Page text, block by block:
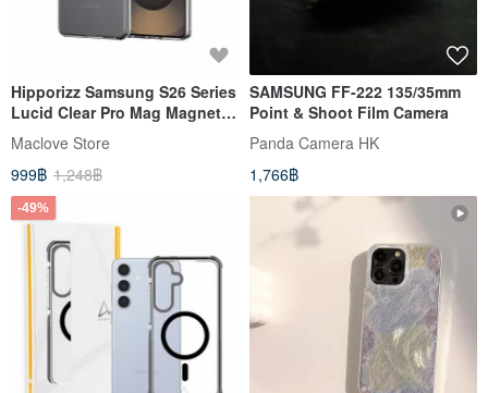
Hipporizz Samsung S26 Series
Lucid Clear Pro Mag Magnetic
Kickstand Case
Maclove Store
999฿ 1,248฿
SAMSUNG FF-222 135/35mm
Point & Shoot Film Camera
Panda Camera HK
1,766฿
-49%